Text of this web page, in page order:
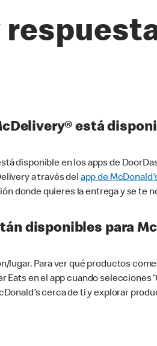
está
disponible en los apps de
a través del app de
donde quieres la entrega y se te
disponibles para
lugar. Para ver qué productos
en el app cuando selecciones
cerca de ti y explorar